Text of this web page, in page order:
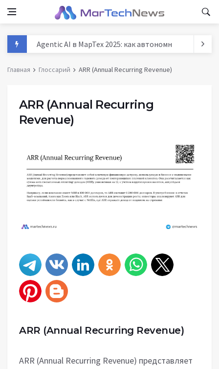
Agentic AI в МарТех 2025: как автономные агенты
История маркетинга: от древних базаров до AI -
Главная Глоссарий ARR (Annual Recurring Revenue)
ARR (Annual Recurring
Revenue)
ARR (Annual Recurring Revenue)
ARR (Annual Recurring Revenue) представляет